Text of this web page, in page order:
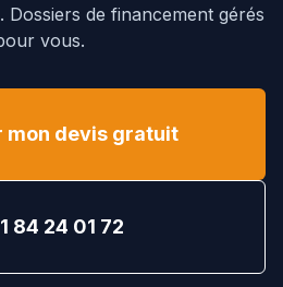
Dossiers de financement gérés
vous.
mon devis gratuit
84 24 01 72